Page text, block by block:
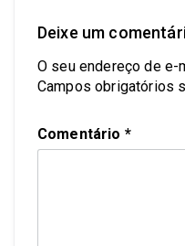
Deixe um
O seu endereço de e-
Campos obrigatórios
Comentário *